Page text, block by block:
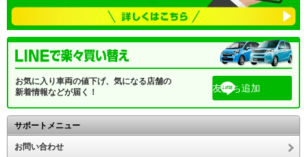
お気に入り車両の値下げ、気になる店舗の
新着情報などが届く！
友だち追加
サポートメニュー
お問い合わせ